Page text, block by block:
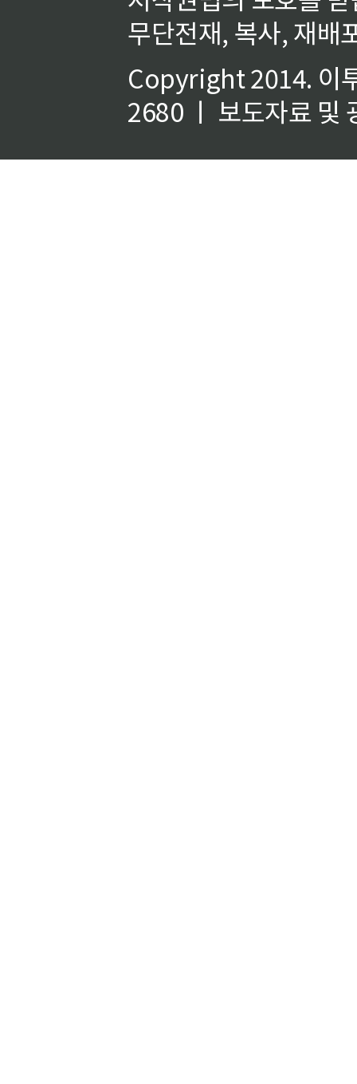
무단전재, 복사, 재배
Copyright 2014. 이
2680 ㅣ 보도자료